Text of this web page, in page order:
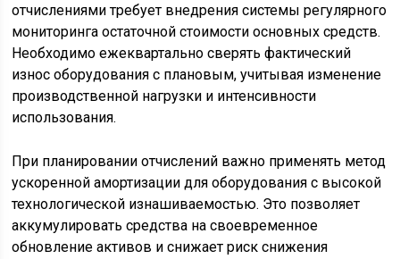
отчислениями требует внедрения системы регулярного
мониторинга остаточной стоимости основных средств.
Необходимо ежеквартально сверять фактический
износ оборудования с плановым, учитывая изменение
производственной нагрузки и интенсивности
использования.
При планировании отчислений важно применять метод
ускоренной амортизации для оборудования с высокой
технологической изнашиваемостью. Это позволяет
аккумулировать средства на своевременное
обновление активов и снижает риск снижения